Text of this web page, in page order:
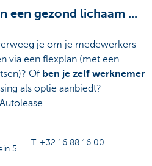
een gezond lichaam ...
je om je medewerkers
via een flexplan (met een
Of ben je zelf werknemer
als optie aanbiedt?
5
T. +32 16 88 16 00